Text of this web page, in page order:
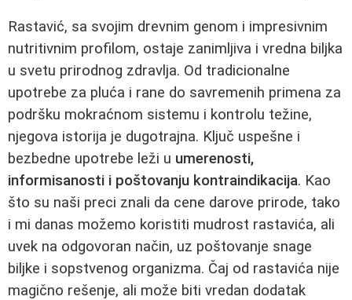
Rastavić, sa svojim drevnim genom i impresivnim
nutritivnim profilom, ostaje zanimljiva i vredna biljka
u svetu prirodnog zdravlja. Od tradicionalne
upotrebe za pluća i rane do savremenih primena za
podršku mokraćnom sistemu i kontrolu težine,
njegova istorija je dugotrajna. Ključ uspešne i
bezbedne upotrebe leži u umerenosti,
informisanosti i poštovanju kontraindikacija. Kao
što su naši preci znali da cene darove prirode, tako
i mi danas možemo koristiti mudrost rastavića, ali
uvek na odgovoran način, uz poštovanje snage
biljke i sopstvenog organizma. Čaj od rastavića nije
magično rešenje, ali može biti vredan dodatak